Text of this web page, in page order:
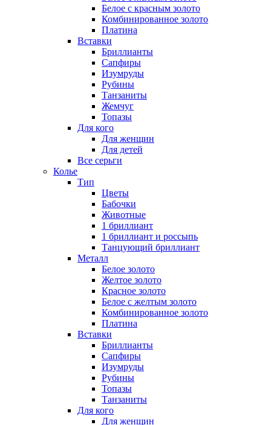
Белое с красным золото
Комбинированное золото
Платина
Вставки
Бриллианты
Сапфиры
Изумруды
Рубины
Танзаниты
Жемчуг
Топазы
Для кого
Для женщин
Для детей
Все серьги
Колье
Тип
Цветы
Бабочки
Животные
1 бриллиант
1 бриллиант и россыпь
Танцующий бриллиант
Металл
Белое золото
Желтое золото
Красное золото
Белое с желтым золото
Комбинированное золото
Платина
Вставки
Бриллианты
Сапфиры
Изумруды
Рубины
Топазы
Танзаниты
Для кого
Для женщин